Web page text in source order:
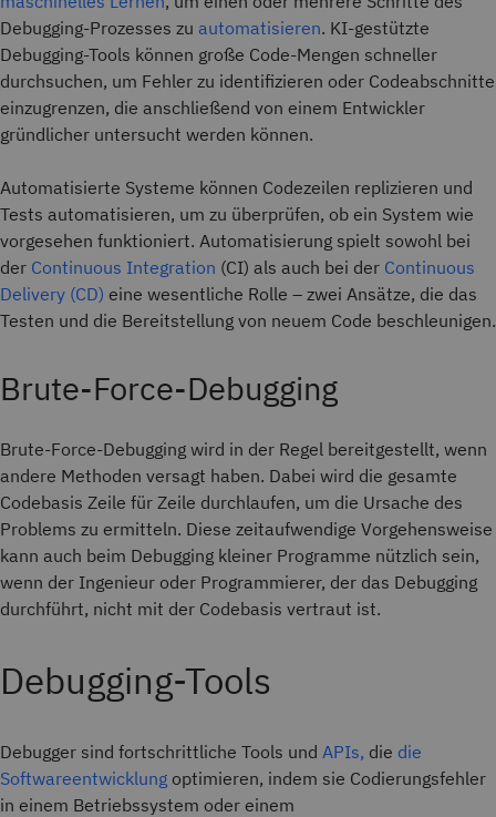
Debugging-Prozesses zu automatisieren. KI-gestützte
Debugging-Tools können große Code-Mengen schneller
durchsuchen, um Fehler zu identifizieren oder Codeabschnitte
einzugrenzen, die anschließend von einem Entwickler
gründlicher untersucht werden können.
Automatisierte Systeme können Codezeilen replizieren und
Tests automatisieren, um zu überprüfen, ob ein System wie
vorgesehen funktioniert. Automatisierung spielt sowohl bei
der Continuous Integration (CI) als auch bei der Continuous
Delivery (CD) eine wesentliche Rolle – zwei Ansätze, die das
Testen und die Bereitstellung von neuem Code beschleunigen.
Brute-Force-Debugging
Brute-Force-Debugging wird in der Regel bereitgestellt, wenn
andere Methoden versagt haben. Dabei wird die gesamte
Codebasis Zeile für Zeile durchlaufen, um die Ursache des
Problems zu ermitteln. Diese zeitaufwendige Vorgehensweise
kann auch beim Debugging kleiner Programme nützlich sein,
wenn der Ingenieur oder Programmierer, der das Debugging
durchführt, nicht mit der Codebasis vertraut ist.
Debugging-Tools
Debugger sind fortschrittliche Tools und APIs, die die
Softwareentwicklung optimieren, indem sie Codierungsfehler
in einem Betriebssystem oder einem